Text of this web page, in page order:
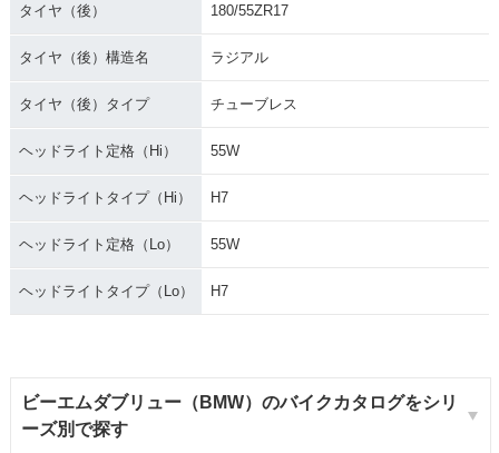
タイヤ（後） 180/55ZR17
タイヤ（後）構造名 ラジアル
タイヤ（後）タイプ チューブレス
ヘッドライト定格（Hi） 55W
ヘッドライトタイプ（Hi） H7
ヘッドライト定格（Lo） 55W
ヘッドライトタイプ（Lo） H7
ビーエムダブリュー（BMW）のバイクカタログをシリ
ーズ別で探す